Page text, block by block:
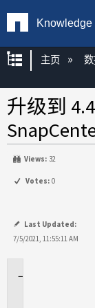
Knowledge
扩展/隐
主页
升级到
Views: 32
Votes: 0
Last Updated:
7/5/2021, 11:55:11 AM